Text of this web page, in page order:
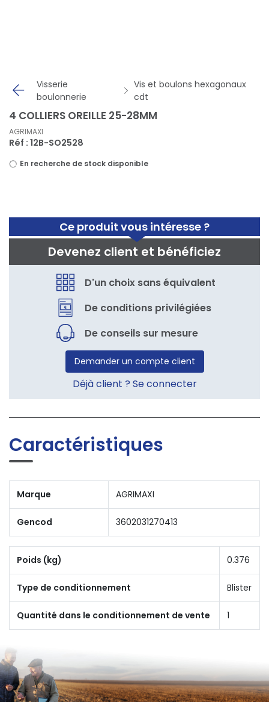
Visserie
boulonnerie
Vis et boulons hexagonaux
cdt
Ce produit vous intéresse ?
Devenez client et bénéficiez
D'un choix sans équivalent
De conditions privilégiées
De conseils sur mesure
Demander un compte client
Déjà client ? Se connecter
4 COLLIERS OREILLE 25-28MM
AGRIMAXI
Réf : 12B-SO2528
En recherche de stock disponible
Caractéristiques
Marque AGRIMAXI
Gencod 3602031270413
Poids (kg) 0.376
Type de conditionnement Blister
Quantité dans le conditionnement de vente 1